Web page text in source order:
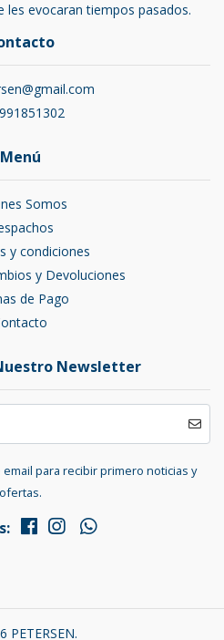
les evocaran tiempos pasados.
Menú
Somos
y condiciones
y Devoluciones
de Pago
Newsletter
para recibir primero noticias y
ofertas.
PETERSEN.